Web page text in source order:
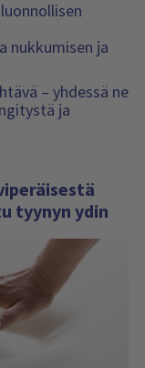
nukkumisen ja
– yhdessä ne
ja
tyynyn ydin